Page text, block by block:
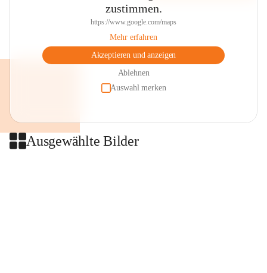
zustimmen.
https://www.google.com/maps
Mehr erfahren
Akzeptieren und anzeigen
Ablehnen
Auswahl merken
Ausgewählte Bilder